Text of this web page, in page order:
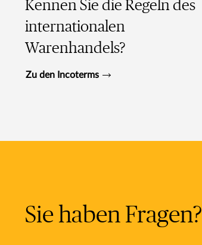
Kennen Sie die Regeln des
internationalen
Warenhandels?
Zu den Incoterms
Sie haben Fragen?